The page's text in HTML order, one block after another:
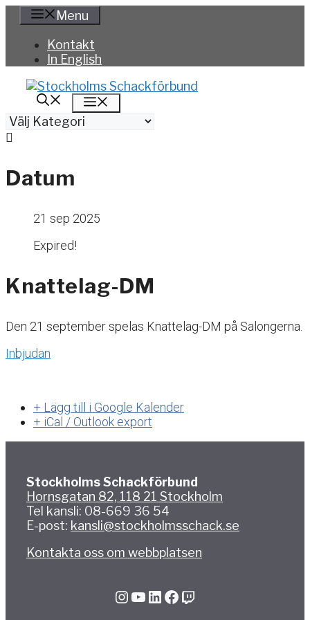
Hoppa
innehåll
Menu
Kontakt
In English
Kategorier
Datum
21 sep 2025
Expired!
Knattelag-DM
Den 21 september spelas Knattelag-DM på Salongerna.
Inbjudan
+ Lägg till i Google Kalender
+ iCal / Outlook export
Stockholms Schackförbund
Hornsgatan 82, 118 21 Stockholm
Tel kansli: 08-669 36 54
E-post: kansli@stockholmsschack.se
Kontakta oss om webbplatsen
InstagramYouTube LinkedIn Facebook Twitch